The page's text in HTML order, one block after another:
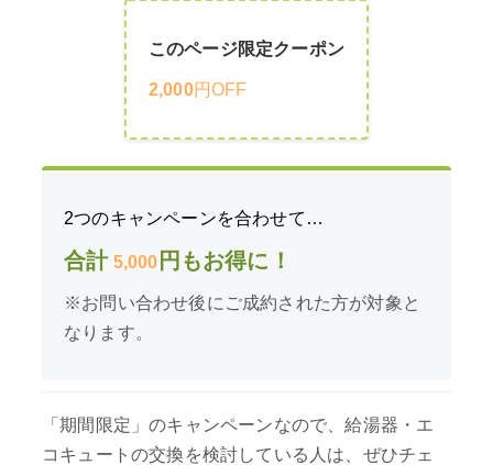
このページ限定クーポン
2,000円OFF
2つのキャンペーンを合わせて…
合計5,000 円もお得に！
※お問い合わせ後にご成約された方が対象と
なります。
「期間限定」のキャンペーンなので、給湯器・エ
コキュートの交換を検討している人は、ぜひチェ